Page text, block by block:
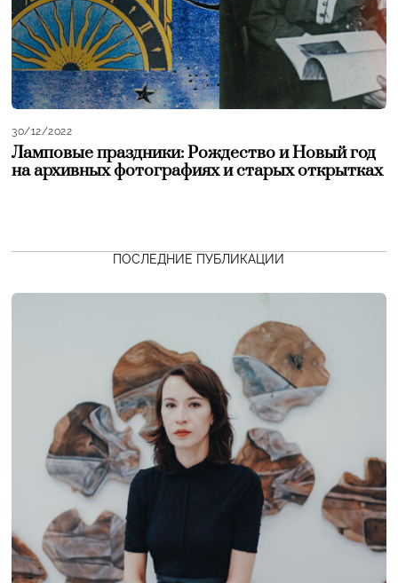
30/12/2022
Ламповые праздники: Рождество и Новый год
на архивных фотографиях и старых открытках
ПОСЛЕДНИЕ ПУБЛИКАЦИИ